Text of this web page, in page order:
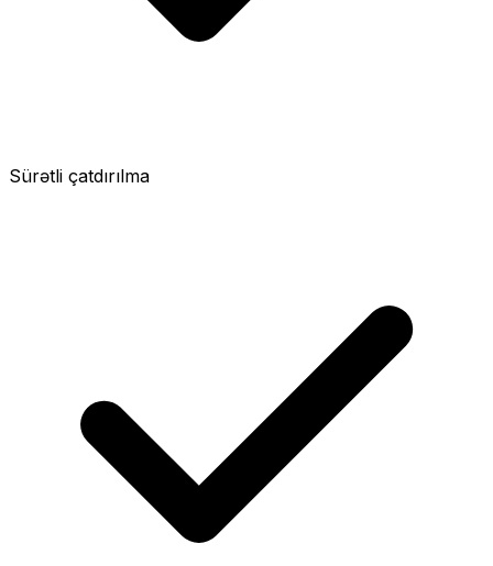
Sürətli çatdırılma